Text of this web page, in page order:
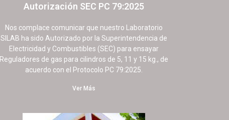
Autorización SEC PC 79:2025
Nos complace comunicar que nuestro Laboratorio
SILAB ha sido Autorizado por la Superintendencia de
Electricidad y Combustibles (SEC) para ensayar
Reguladores de gas para cilindros de 5, 11 y 15 kg., de
acuerdo con el Protocolo PC 79:2025.
Ver Más